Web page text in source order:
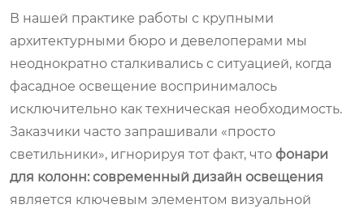
В нашей практике работы с крупными
архитектурными бюро и девелоперами мы
неоднократно сталкивались с ситуацией, когда
фасадное освещение воспринималось
исключительно как техническая необходимость.
Заказчики часто запрашивали «просто
светильники», игнорируя тот факт, что фонари
для колонн: современный дизайн освещения
является ключевым элементом визуальной